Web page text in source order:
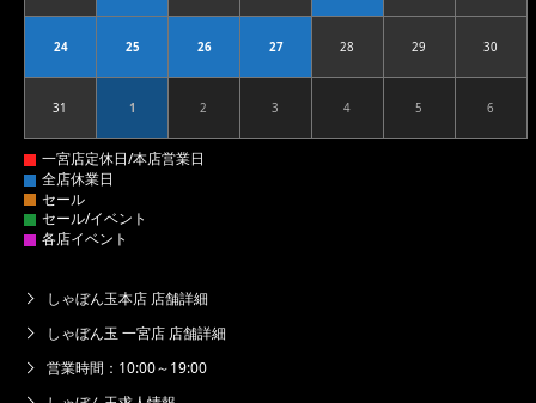
242026.08.24 252026.08.25 262026.08.26 272026.08.27 282026.08.28 292026.08.29 30
312026.08.31 12026.09.01 22026.09.02 32026.09.03 42026.09.04 52026.09.05 6
しゃぼん玉本店 店舗詳細
しゃぼん玉 一宮店 店舗詳細
営業時間：10:00～19:00